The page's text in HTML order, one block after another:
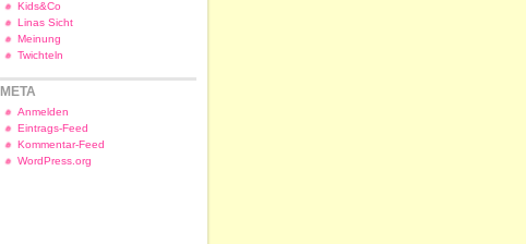
Kids&Co
Linas Sicht
Meinung
Twichteln
META
Anmelden
Eintrags-Feed
Kommentar-Feed
WordPress.org